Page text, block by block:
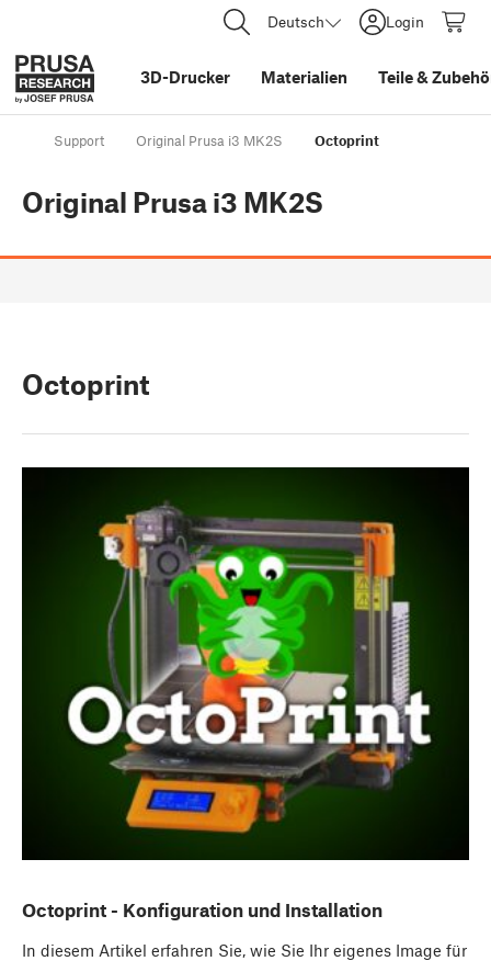
Deutsch Login
3D-Drucker Materialien Teile&
Support Original Prusa i3 MK2S Octoprint
Original Prusa i3 MK2S
Octoprint
Octoprint - Konfiguration und Installation
In diesem Artikel erfahren Sie, wie Sie Ihr eigenes Image für